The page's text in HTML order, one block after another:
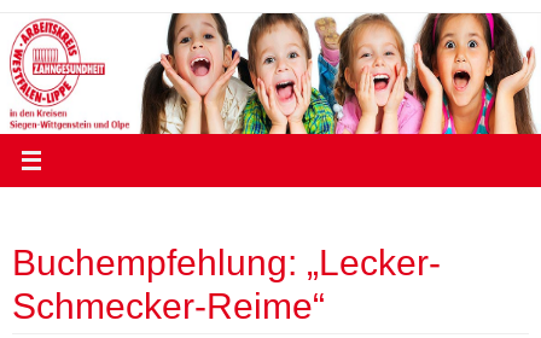
Zum
Inhalt
springen
Buchempfehlung: „Lecker-
Schmecker-Reime“